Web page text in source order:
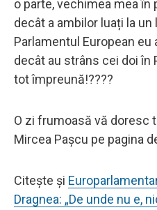
o parte, vechimea mea în
decât a ambilor luați la un
Parlamentul European
decât au strâns cei doi în
tot împreună!????
O zi frumoasă vă doresc
Mircea Paşcu pe pagina
Citește și
Dragnea: „De unde nu e,